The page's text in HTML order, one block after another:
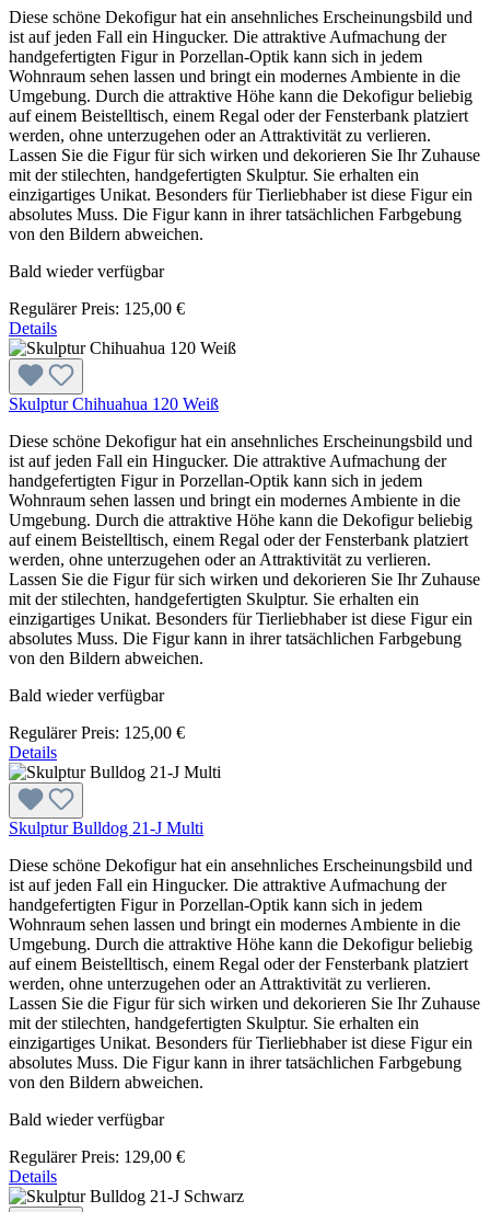
Diese schöne Dekofigur hat ein ansehnliches Erscheinungsbild und
ist auf jeden Fall ein Hingucker. Die attraktive Aufmachung der
handgefertigten Figur in Porzellan-Optik kann sich in jedem
Wohnraum sehen lassen und bringt ein modernes Ambiente in die
Umgebung. Durch die attraktive Höhe kann die Dekofigur beliebig
auf einem Beistelltisch, einem Regal oder der Fensterbank platziert
werden, ohne unterzugehen oder an Attraktivität zu verlieren.
Lassen Sie die Figur für sich wirken und dekorieren Sie Ihr Zuhause
mit der stilechten, handgefertigten Skulptur. Sie erhalten ein
einzigartiges Unikat. Besonders für Tierliebhaber ist diese Figur ein
absolutes Muss. Die Figur kann in ihrer tatsächlichen Farbgebung
von den Bildern abweichen.
Bald wieder verfügbar
Regulärer Preis: 125,00 €
Details
Skulptur Chihuahua 120 Weiß
Diese schöne Dekofigur hat ein ansehnliches Erscheinungsbild und
ist auf jeden Fall ein Hingucker. Die attraktive Aufmachung der
handgefertigten Figur in Porzellan-Optik kann sich in jedem
Wohnraum sehen lassen und bringt ein modernes Ambiente in die
Umgebung. Durch die attraktive Höhe kann die Dekofigur beliebig
auf einem Beistelltisch, einem Regal oder der Fensterbank platziert
werden, ohne unterzugehen oder an Attraktivität zu verlieren.
Lassen Sie die Figur für sich wirken und dekorieren Sie Ihr Zuhause
mit der stilechten, handgefertigten Skulptur. Sie erhalten ein
einzigartiges Unikat. Besonders für Tierliebhaber ist diese Figur ein
absolutes Muss. Die Figur kann in ihrer tatsächlichen Farbgebung
von den Bildern abweichen.
Bald wieder verfügbar
Regulärer Preis: 125,00 €
Details
Skulptur Bulldog 21-J Multi
Diese schöne Dekofigur hat ein ansehnliches Erscheinungsbild und
ist auf jeden Fall ein Hingucker. Die attraktive Aufmachung der
handgefertigten Figur in Porzellan-Optik kann sich in jedem
Wohnraum sehen lassen und bringt ein modernes Ambiente in die
Umgebung. Durch die attraktive Höhe kann die Dekofigur beliebig
auf einem Beistelltisch, einem Regal oder der Fensterbank platziert
werden, ohne unterzugehen oder an Attraktivität zu verlieren.
Lassen Sie die Figur für sich wirken und dekorieren Sie Ihr Zuhause
mit der stilechten, handgefertigten Skulptur. Sie erhalten ein
einzigartiges Unikat. Besonders für Tierliebhaber ist diese Figur ein
absolutes Muss. Die Figur kann in ihrer tatsächlichen Farbgebung
von den Bildern abweichen.
Bald wieder verfügbar
Regulärer Preis: 129,00 €
Details